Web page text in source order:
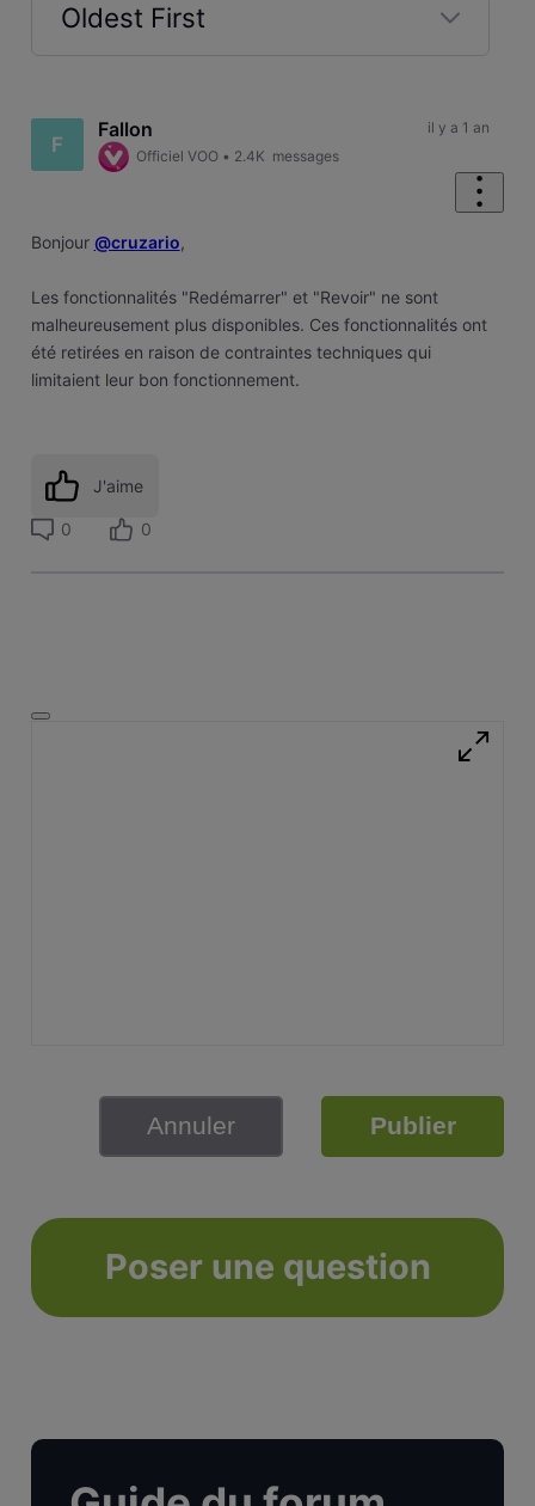
Oldest First
First
F
Fallon
Officiel VOO • 2.4K messages
il y a 1 an
Bonjour @cruzario,
Les fonctionnalités "Redémarrer" et "Revoir" ne sont
malheureusement plus disponibles. Ces fonctionnalités ont
été retirées en raison de contraintes techniques qui
limitaient leur bon fonctionnement.
J'aime
0 0
Annuler Publier
Poser une question